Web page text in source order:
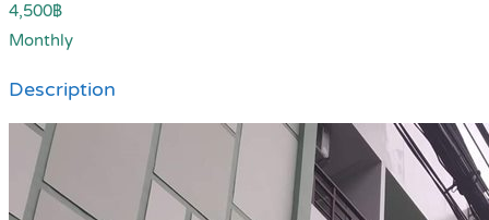
4,500฿
Monthly
Description